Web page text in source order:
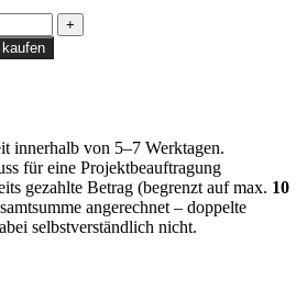
innerhalb von 5–7 Werktagen.
für eine Projektbeauftragung
gezahlte Betrag (begrenzt auf max. 10
angerechnet – doppelte
selbstverständlich nicht.